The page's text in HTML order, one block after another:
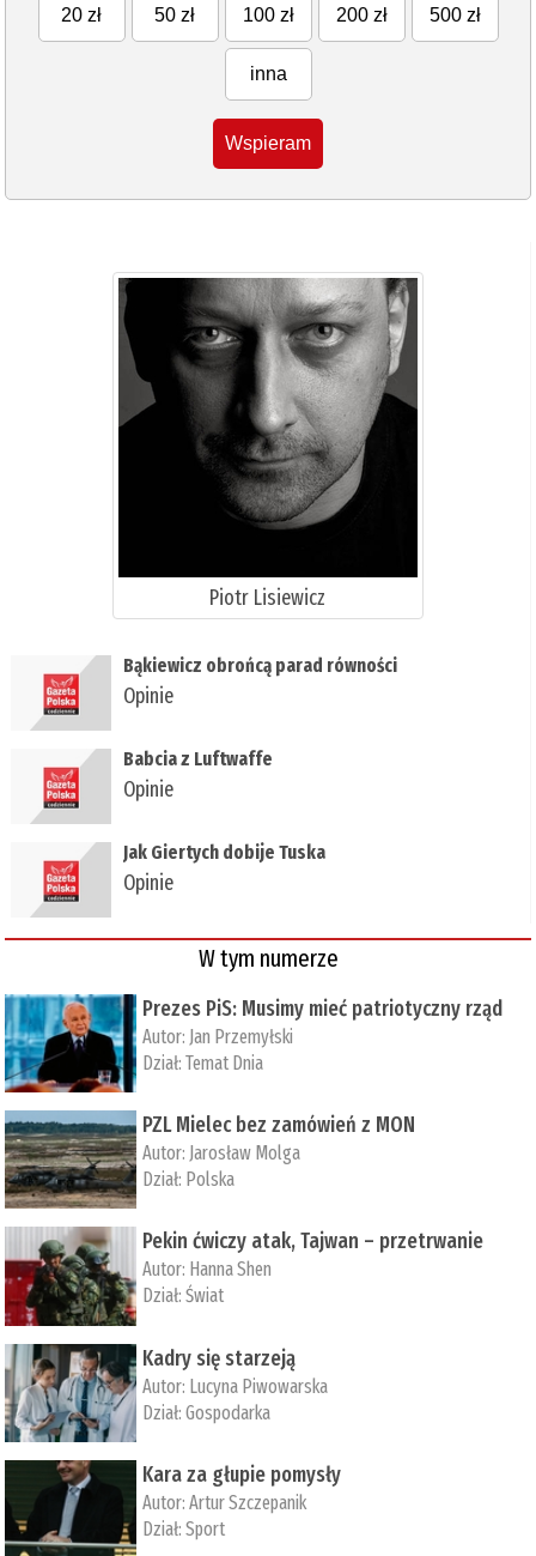
20 zł 50 zł 100 zł 200 zł 500 zł
inna
Wspieram
Piotr Lisiewicz
Bąkiewicz obrońcą parad równości
Opinie
Babcia z Luftwaffe
Opinie
Jak Giertych dobije Tuska
Opinie
W tym numerze
Prezes PiS: Musimy mieć patriotyczny rząd
Autor: Jan Przemyłski
Dział:Temat Dnia
PZL Mielec bez zamówień z MON
Autor: Jarosław Molga
Dział: Polska
Pekin ćwiczy atak, Tajwan – przetrwanie
Autor: ­Hanna Shen
Dział:Świat
Kadry się starzeją
Autor: Lucyna Piwowarska
Dział:Gospodarka
Kara za głupie pomysły
Autor:Artur Szczepanik
Dział:Sport